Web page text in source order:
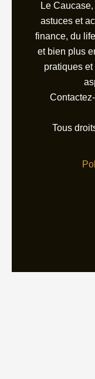
Le
astuces et
finance, du
et bien plus
pratiques
Tous